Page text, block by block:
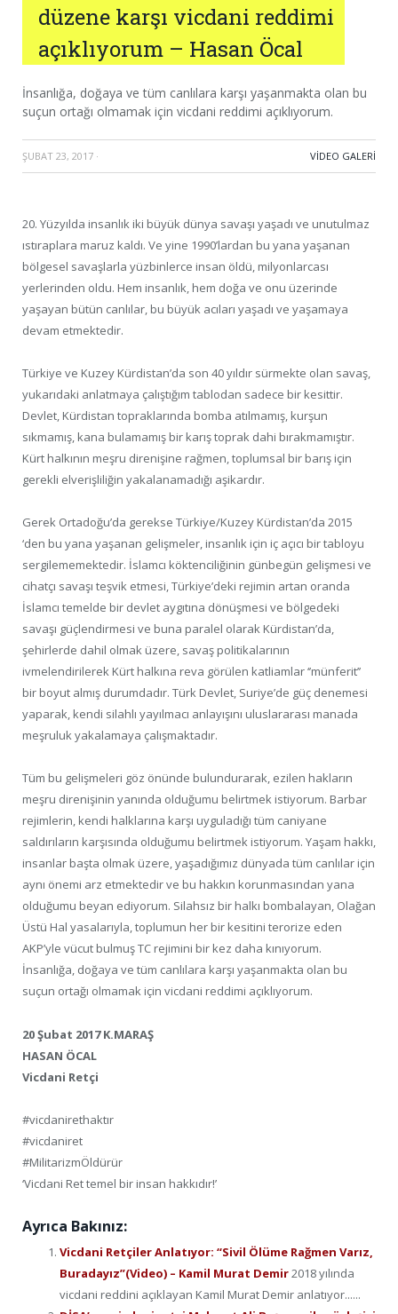
düzene karşı vicdani reddimi
açıklıyorum – Hasan Öcal
İnsanlığa, doğaya ve tüm canlılara karşı yaşanmakta olan bu
suçun ortağı olmamak için vicdani reddimi açıklıyorum.
ŞUBAT 23, 2017 · VIDEO GALERI
20. Yüzyılda insanlık iki büyük dünya savaşı yaşadı ve unutulmaz
ıstıraplara maruz kaldı. Ve yine 1990’lardan bu yana yaşanan
bölgesel savaşlarla yüzbinlerce insan öldü, milyonlarcası
yerlerinden oldu. Hem insanlık, hem doğa ve onu üzerinde
yaşayan bütün canlılar, bu büyük acıları yaşadı ve yaşamaya
devam etmektedir.
Türkiye ve Kuzey Kürdistan’da son 40 yıldır sürmekte olan savaş,
yukarıdaki anlatmaya çalıştığım tablodan sadece bir kesittir.
Devlet, Kürdistan topraklarında bomba atılmamış, kurşun
sıkmamış, kana bulamamış bir karış toprak dahi bırakmamıştır.
Kürt halkının meşru direnişine rağmen, toplumsal bir barış için
gerekli elverişliliğin yakalanamadığı aşikardır.
Gerek Ortadoğu’da gerekse Türkiye/Kuzey Kürdistan’da 2015
‘den bu yana yaşanan gelişmeler, insanlık için iç açıcı bir tabloyu
sergilememektedir. İslamcı köktenciliğinin günbegün gelişmesi ve
cihatçı savaşı teşvik etmesi, Türkiye’deki rejimin artan oranda
İslamcı temelde bir devlet aygıtına dönüşmesi ve bölgedeki
savaşı güçlendirmesi ve buna paralel olarak Kürdistan’da,
şehirlerde dahil olmak üzere, savaş politikalarının
ivmelendirilerek Kürt halkına reva görülen katliamlar ‘’münferit’’
bir boyut almış durumdadır. Türk Devlet, Suriye’de güç denemesi
yaparak, kendi silahlı yayılmacı anlayışını uluslararası manada
meşruluk yakalamaya çalışmaktadır.
Tüm bu gelişmeleri göz önünde bulundurarak, ezilen hakların
meşru direnişinin yanında olduğumu belirtmek istiyorum. Barbar
rejimlerin, kendi halklarına karşı uyguladığı tüm caniyane
saldırıların karşısında olduğumu belirtmek istiyorum. Yaşam hakkı,
insanlar başta olmak üzere, yaşadığımız dünyada tüm canlılar için
aynı önemi arz etmektedir ve bu hakkın korunmasından yana
olduğumu beyan ediyorum. Silahsız bir halkı bombalayan, Olağan
Üstü Hal yasalarıyla, toplumun her bir kesitini terorize eden
AKP’yle vücut bulmuş TC rejimini bir kez daha kınıyorum.
İnsanlığa, doğaya ve tüm canlılara karşı yaşanmakta olan bu
suçun ortağı olmamak için vicdani reddimi açıklıyorum.
20 Şubat 2017 K.MARAŞ
HASAN ÖCAL
Vicdani Retçi
#vicdanirethaktır
#vicdaniret
#MilitarizmÖldürür
‘Vicdani Ret temel bir insan hakkıdır!’
Ayrıca Bakınız:
Vicdani Retçiler Anlatıyor: “Sivil Ölüme Rağmen Varız,
Buradayız”(Video) – Kamil Murat Demir2018 yılında
vicdani reddini açıklayan Kamil Murat Demir anlatıyor......